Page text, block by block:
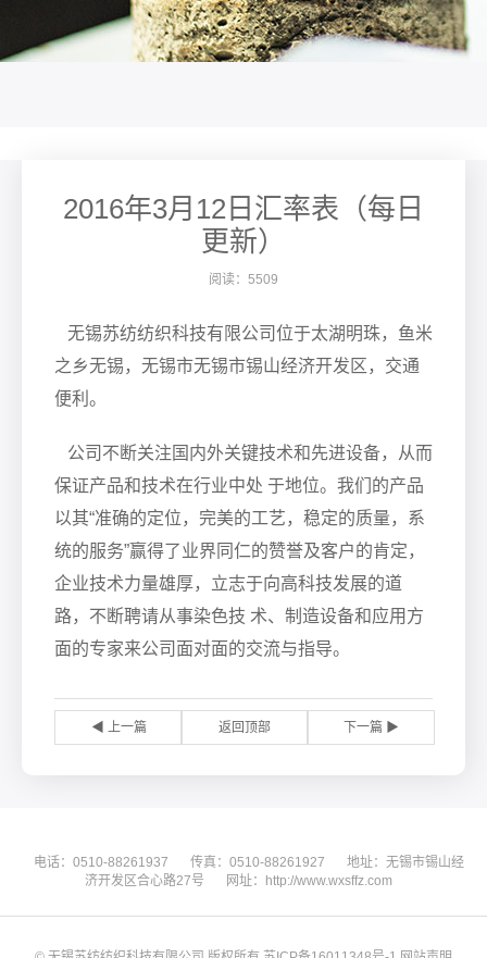
2016年3月12日汇率表（每日
更新）
阅读：5509
无锡苏纺纺织科技有限公司位于太湖明珠，鱼米
之乡无锡，无锡市无锡市锡山经济开发区，交通
便利。
公司不断关注国内外关键技术和先进设备，从而
保证产品和技术在行业中处 于地位。我们的产品
以其“准确的定位，完美的工艺，稳定的质量，系
统的服务”赢得了业界同仁的赞誉及客户的肯定，
企业技术力量雄厚，立志于向高科技发展的道
路，不断聘请从事染色技 术、制造设备和应用方
面的专家来公司面对面的交流与指导。
◀ 上一篇 返回顶部 下一篇 ▶
电话：0510-88261937 传真：0510-88261927
地址：无锡市锡山经
济开发区合心路27号
网址：http://www.wxsffz.com